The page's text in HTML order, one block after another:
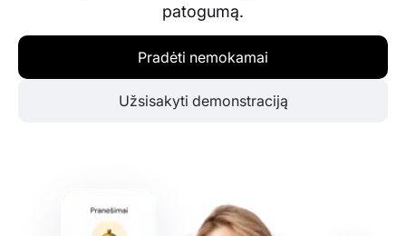
patogumą.
Pradėti nemokamai
Užsisakyti demonstraciją